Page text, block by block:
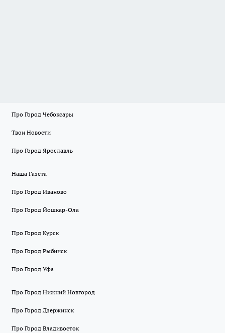
Про Город Чебоксары
Твои Новости
Про Город Ярославль
Наша Газета
Про Город Иваново
Про Город Йошкар-Ола
Про Город Курск
Про Город Рыбинск
Про Город Уфа
Про Город Нижний Новгород
Про Город Дзержинск
Про Город Владивосток